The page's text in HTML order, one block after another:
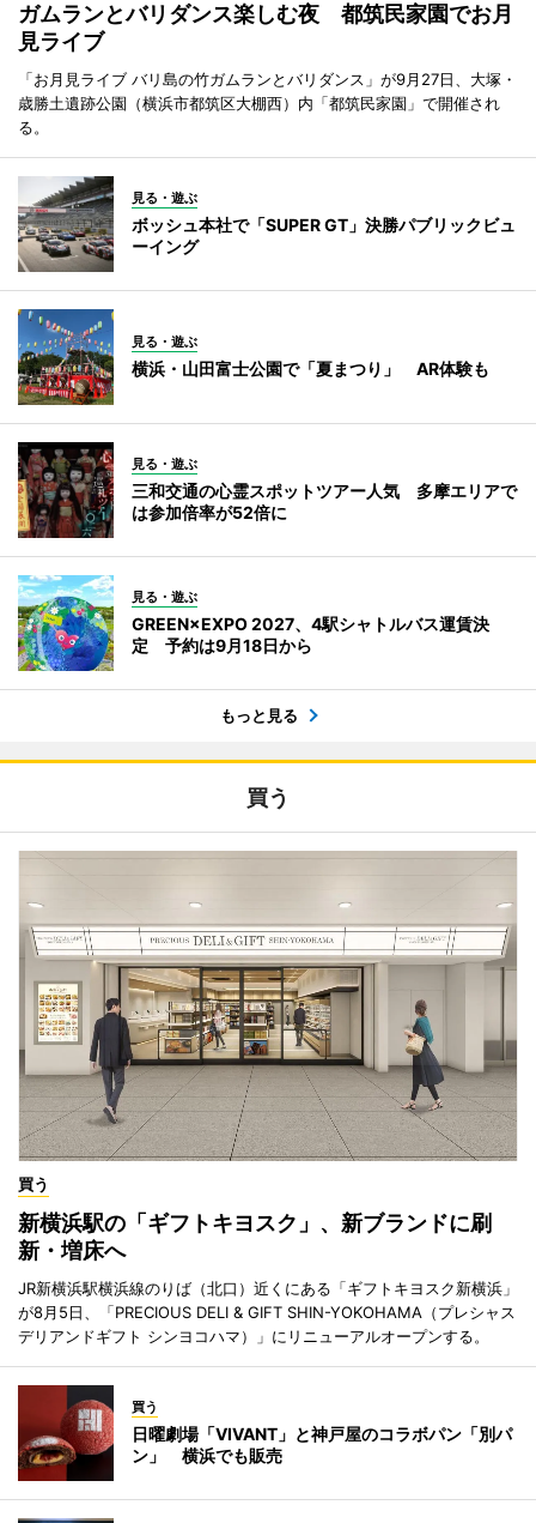
ガムランとバリダンス楽しむ夜 都筑民家園でお月
見ライブ
「お月見ライブ バリ島の竹ガムランとバリダンス」が9月27日、大塚・
歳勝土遺跡公園（横浜市都筑区大棚西）内「都筑民家園」で開催され
る。
見る・遊ぶ
ボッシュ本社で「SUPER GT」決勝パブリックビュ
ーイング
見る・遊ぶ
横浜・山田富士公園で「夏まつり」 AR体験も
見る・遊ぶ
三和交通の心霊スポットツアー人気 多摩エリアで
は参加倍率が52倍に
見る・遊ぶ
GREEN×EXPO 2027、4駅シャトルバス運賃決
定 予約は9月18日から
もっと見る
買う
買う
新横浜駅の「ギフトキヨスク」、新ブランドに刷
新・増床へ
JR新横浜駅横浜線のりば（北口）近くにある「ギフトキヨスク新横浜」
が8月5日、「PRECIOUS DELI & GIFT SHIN-YOKOHAMA（プレシャス
デリアンドギフト シンヨコハマ）」にリニューアルオープンする。
買う
日曜劇場「VIVANT」と神戸屋のコラボパン「別パ
ン」 横浜でも販売